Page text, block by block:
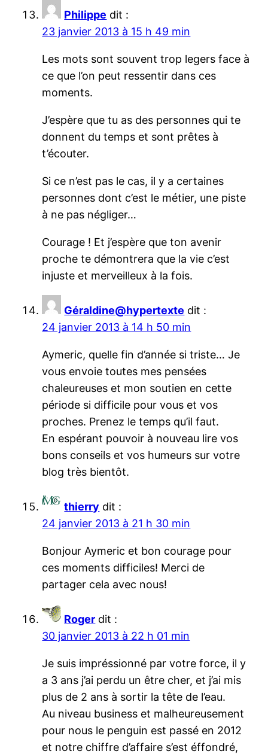
Philippe dit :
23 janvier 2013 à 15 h 49 min
Les mots sont souvent trop legers face à
ce que l’on peut ressentir dans ces
moments.
J’espère que tu as des personnes qui te
donnent du temps et sont prêtes à
t’écouter.
Si ce n’est pas le cas, il y a certaines
personnes dont c’est le métier, une piste
à ne pas négliger…
Courage ! Et j’espère que ton avenir
proche te démontrera que la vie c’est
injuste et merveilleux à la fois.
Géraldine@hypertexte dit :
24 janvier 2013 à 14 h 50 min
Aymeric, quelle fin d’année si triste… Je
vous envoie toutes mes pensées
chaleureuses et mon soutien en cette
période si difficile pour vous et vos
proches. Prenez le temps qu’il faut.
En espérant pouvoir à nouveau lire vos
bons conseils et vos humeurs sur votre
blog très bientôt.
thierry dit :
24 janvier 2013 à 21 h 30 min
Bonjour Aymeric et bon courage pour
ces moments difficiles! Merci de
partager cela avec nous!
Roger dit :
30 janvier 2013 à 22 h 01 min
Je suis impréssionné par votre force, il y
a 3 ans j’ai perdu un être cher, et j’ai mis
plus de 2 ans à sortir la tête de l’eau.
Au niveau business et malheureusement
pour nous le penguin est passé en 2012
et notre chiffre d’affaire s’est éffondré,